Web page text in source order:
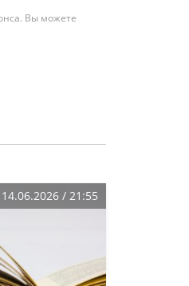
Вы можете
14.06.2026 / 21:55